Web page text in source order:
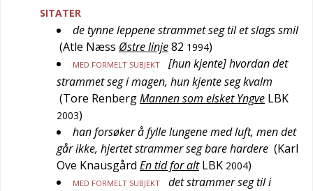
SITATER
de tynne leppene strammet seg til et slags smil
(Atle Næss Østre linje82 1994)
MED FORMELT SUBJEKT
[hun kjente] hvordan det
strammet seg i magen, hun kjente seg kvalm
(Tore RenbergMannen som elsket Yngve LBK
2003)
han forsøker å fylle lungene med luft, men det
går ikke, hjertet strammer seg bare hardere (Karl
Ove Knausgård En tid for alt LBK 2004)
MED FORMELT SUBJEKT
det strammer seg til i